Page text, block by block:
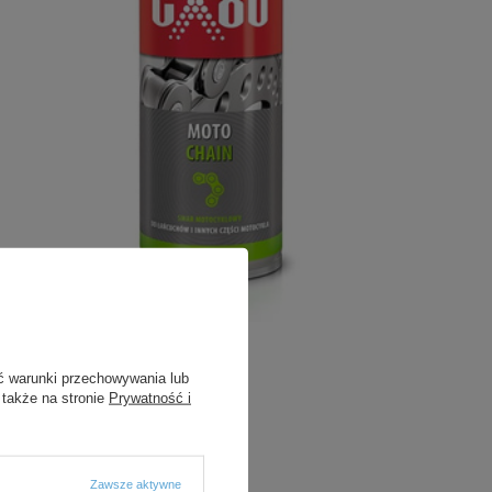
warunki przechowywania lub
na stronie Prywatność i
Zawsze aktywne